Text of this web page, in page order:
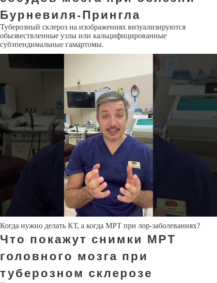
Бурневиля-Прингла
Туберозный склероз на изображениях визуализируются
обызвествленные узлы или кальцифи­цированные
субэпендимальные гамартомы.
Когда нужно делать КТ, а когда МРТ при лор-заболеваниях?
Что покажут снимки МРТ
головного мозга при
туберозном склерозе